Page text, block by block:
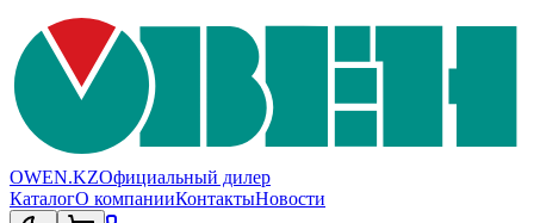
OWEN.KZОфициальный дилер
КаталогО компанииКонтактыНовости